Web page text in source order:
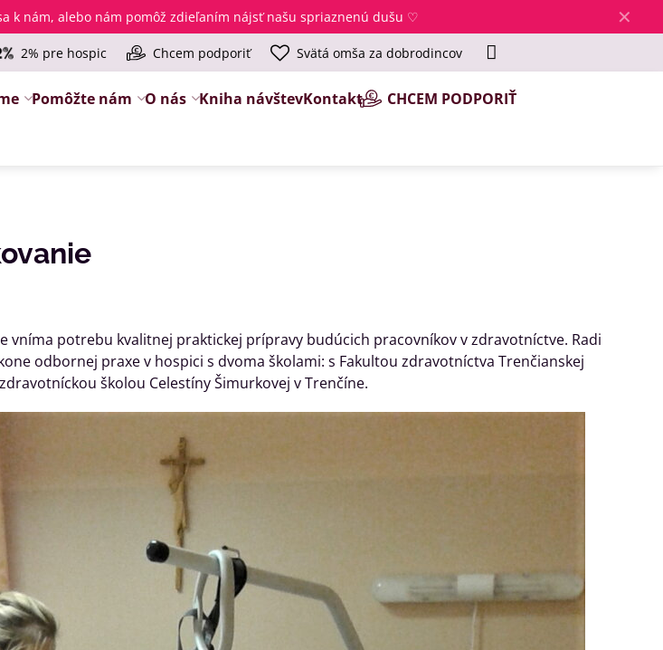
✕
k nám, alebo nám pomôž zdieľaním nájsť našu spriaznenú dušu ♡
2% pre hospic Chcem podporiť Svätá omša za dobrodincov
Pomôžte nám O nás Kniha návštevKontakt CHCEM PODPORIŤ
vníma potrebu kvalitnej praktickej prípravy budúcich pracovníkov v zdravotníctve. Radi
odbornej praxe v hospici s dvoma školami: s Fakultou zdravotníctva Trenčianskej
školou Celestíny Šimurkovej v Trenčíne.